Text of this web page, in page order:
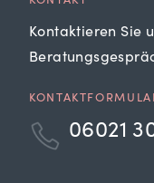
Kontaktieren Sie
06021